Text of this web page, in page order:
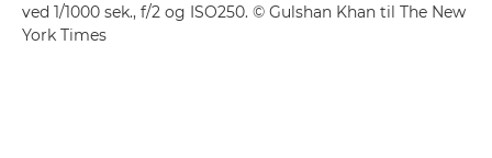
ved 1/1000 sek., f/2 og ISO250. © Gulshan Khan til The New
York Times